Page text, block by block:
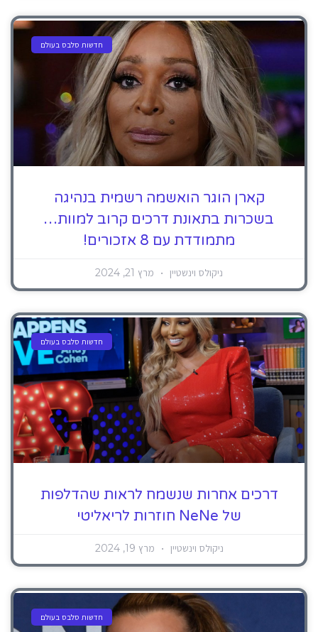
חדשות סלבס בעולם
קארן הוגר הואשמה רשמית בנהיגה
בשכרות בתאונת דרכים קרוב למוות…
מתמודדת עם 8 אזכורים!
ניקולס וינשטיין מרץ 21, 2024
חדשות סלבס בעולם
דרכים אחרות שנשמח לראות שהדלפות
של NeNe חוזרות לריאליטי
ניקולס וינשטיין מרץ 19, 2024
חדשות סלבס בעולם